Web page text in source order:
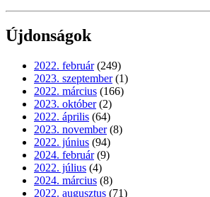
Újdonságok
2022. február (249)
2023. szeptember (1)
2022. március (166)
2023. október (2)
2022. április (64)
2023. november (8)
2022. június (94)
2024. február (9)
2022. július (4)
2024. március (8)
2022. augusztus (71)